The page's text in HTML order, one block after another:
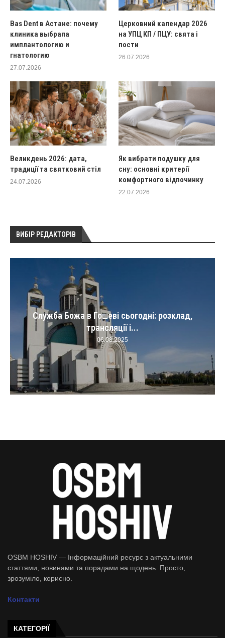
Bas Dent в Астане: почему
клиника выбрала
имплантологию и
гнатологию
27.07.2026
Церковний календар 2026
на УПЦ КП / ПЦУ: свята і
пости
26.07.2026
Великдень 2026: дата,
традиції та святковий стіл
24.07.2026
Як вибрати подушку для
сну: основні критерії
комфортного відпочинку
22.07.2026
ВИБІР РЕДАКТОРІВ
Служба Божа в Гошеві сьогодні: розклад,
трансляції і...
06.08.2025
OSBM HOSHIV — Інформаційний ресурс з актуальними
статтями, новинами та порадами на щодень. Просто,
зрозуміло, корисно.
Контакти
КАТЕГОРІЇ